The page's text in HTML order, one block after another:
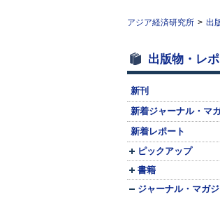
アジア経済研究所 > 出
出版物・レ
新刊
新着ジャーナル・マ
新着レポート
ピックアップ
書籍
ジャーナル・マガ